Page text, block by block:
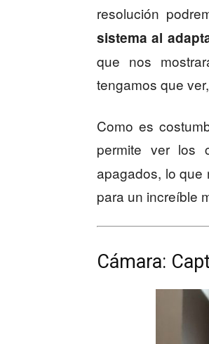
resolución
sistema al
que nos
tengamos que
Como es
permite ver los
apagados, lo que
para un increíble
Cámara: